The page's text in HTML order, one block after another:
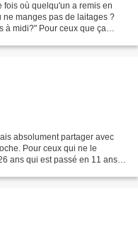
fois où quelqu'un a remis en
ne manges pas de laitages ?
à midi?" Pour ceux que ça
absolument partager avec
Pour ceux qui ne le
ans qui est passé en 11 ans